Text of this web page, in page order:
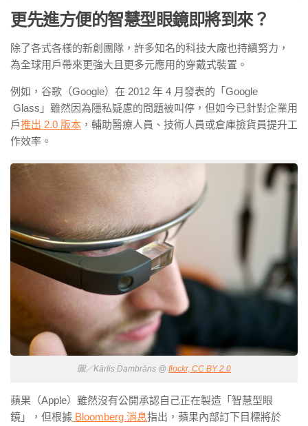
更先進方便的智慧型眼鏡即將到來？
除了各式各樣的新創團隊，許多知名的科技大廠也持續努力，
為全球用戶帶來更強大且更多元應用的穿戴式裝置。
例如，谷歌（Google）在 2012 年 4 月發表的「Google
Glass」雖然因為隱私疑慮的問題被叫停，但如今已針對企業用
戶推出 2.0 版本 ，輔助醫療人員、技術人員或倉庫撿貨員提升工
作效率。
圖／Kārlis Dambrāns @ flockr, CC BY 2.0
蘋果（Apple）雖然沒有公開承認自己正在製造「智慧型眼
鏡」，但根據 Bloomberg 消息指出，蘋果內部訂下目標將於